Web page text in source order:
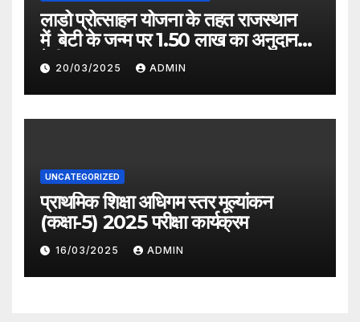
लाडो प्रोत्साहन योजना के तहत राजस्थान
में बेटी के जन्म पर 1.50 लाख का अनुदान
देगी सरकार
20/03/2025 ADMIN
UNCATEGORIZED
प्राथमिक शिक्षा अधिगम स्तर मूल्यांकन
(कक्षा-5) 2025 परीक्षा कार्यक्रम
16/03/2025 ADMIN